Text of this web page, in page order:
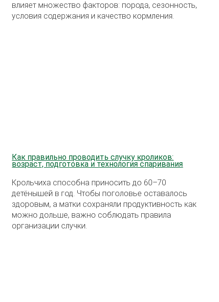
влияет множество факторов: порода, сезонность,
условия содержания и качество кормления.
Как правильно проводить случку кроликов:
возраст, подготовка и технология спаривания
Крольчиха способна приносить до 60–70
детёнышей в год. Чтобы поголовье оставалось
здоровым, а матки сохраняли продуктивность как
можно дольше, важно соблюдать правила
организации случки.